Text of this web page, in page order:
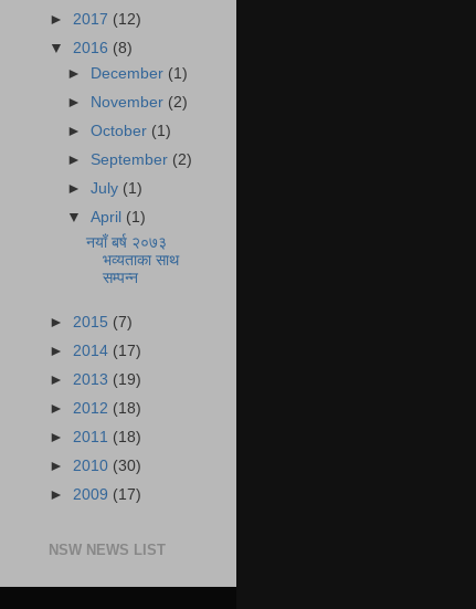
► 2017 (12)
▼ 2016 (8)
► December (1)
►
November (2)
►October (1)
► September (2)
►July (1)
▼April (1)
नयाँ बर्ष २०७३
भव्यताका साथ
सम्पन्न
► 2015 (7)
► 2014 (17)
► 2013 (19)
► 2012 (18)
► 2011 (18)
► 2010 (30)
► 2009 (17)
NSW NEWS LIST